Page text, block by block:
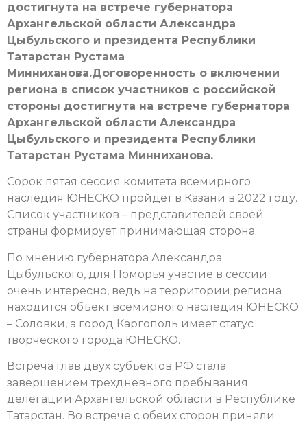
достигнута на встрече губернатора
Архангельской области Александра
Цыбульского и президента Республики
Татарстан Рустама
Минниханова.Договоренность о включении
региона в список участников с российской
стороны достигнута на встрече губернатора
Архангельской области Александра
Цыбульского и президента Республики
Татарстан Рустама Минниханова.
Сорок пятая сессия комитета всемирного
наследия ЮНЕСКО пройдет в Казани в 2022 году.
Список участников – представителей своей
страны формирует принимающая сторона.
По мнению губернатора Александра
Цыбульского, для Поморья участие в сессии
очень интересно, ведь на территории региона
находится объект всемирного наследия ЮНЕСКО
– Соловки, а город Каргополь имеет статус
творческого города ЮНЕСКО.
Встреча глав двух субъектов РФ стала
завершением трехдневного пребывания
делегации Архангельской области в Республике
Татарстан. Во встрече с обеих сторон приняли